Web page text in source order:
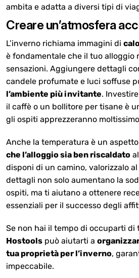
ambita e adatta a diversi tipi di
Creare un’atmosfera
L’inverno richiama immagini di
è fondamentale che il tuo alloggio
sensazioni. Aggiungere dettagli
candele profumate e luci soffuse
l’ambiente più invitante.
il caffè o un bollitore per tisane è
gli ospiti apprezzeranno
Anche la temperatura è un
che l’alloggio sia ben riscaldato
disponi di un camino, valorizzalo al
dettagli non solo aumentano la
ospiti, ma ti aiutano a ottenere
essenziali per il successo degli
Se non hai il tempo di occuparti
Hostools può aiutarti a
tua proprietà per l’inverno,
impeccabile.